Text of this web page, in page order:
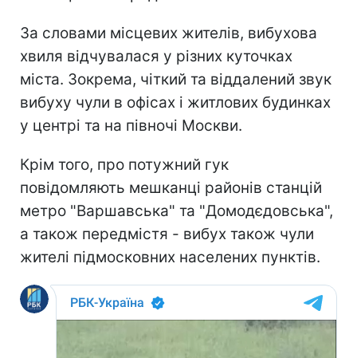
За словами місцевих жителів, вибухова
хвиля відчувалася у різних куточках
міста. Зокрема, чіткий та віддалений звук
вибуху чули в офісах і житлових будинках
у центрі та на півночі Москви.
Крім того, про потужний гук
повідомляють мешканці районів станцій
метро "Варшавська" та "Домодєдовська",
а також передмістя - вибух також чули
жителі підмосковних населених пунктів.